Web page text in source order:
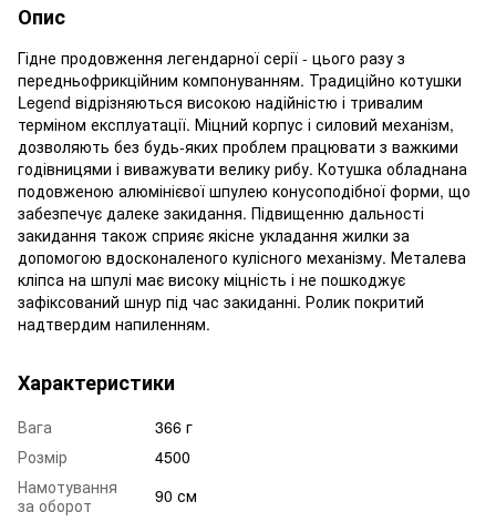
Опис
Гідне продовження легендарної серії - цього разу з
передньофрикційним компонуванням. Традиційно котушки
Legend відрізняються високою надійністю і тривалим
терміном експлуатації. Міцний корпус і силовий механізм,
дозволяють без будь-яких проблем працювати з важкими
годівницями і виважувати велику рибу. Котушка обладнана
подовженою алюмінієвої шпулею конусоподібної форми, що
забезпечує далеке закидання. Підвищенню дальності
закидання також сприяє якісне укладання жилки за
допомогою вдосконаленого кулісного механізму. Металева
кліпса на шпулі має високу міцність і не пошкоджує
зафіксований шнур під час закиданні. Ролик покритий
надтвердим напиленням.
Характеристики
Вага
366 г
Розмір
4500
Намотування
за оборот
90 см